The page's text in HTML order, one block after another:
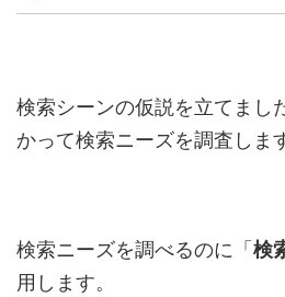
検索シーンの仮説を立てまし
かって検索ニーズを調査しま
検索ニーズを調べるのに「 検
用します。